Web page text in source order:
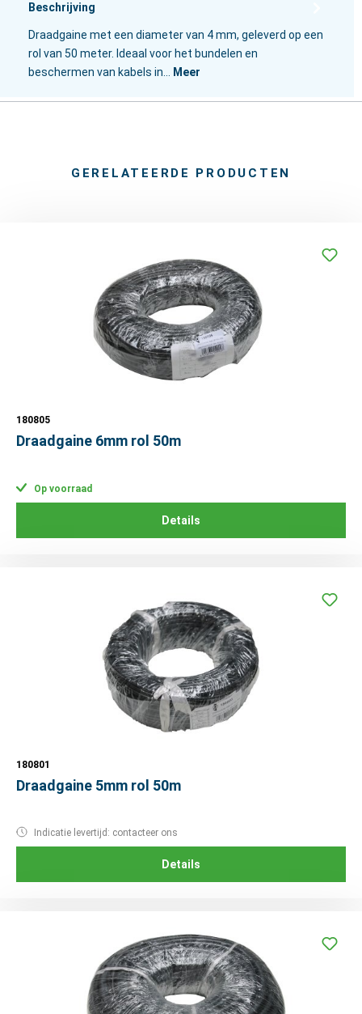
Beschrijving
Draadgaine met een diameter van 4 mm, geleverd op een
rol van 50 meter. Ideaal voor het bundelen en
beschermen van kabels in… Meer
GERELATEERDE PRODUCTEN
180805
Draadgaine 6mm rol 50m
Op voorraad
Details
180801
Draadgaine 5mm rol 50m
Indicatie levertijd: contacteer ons
Details